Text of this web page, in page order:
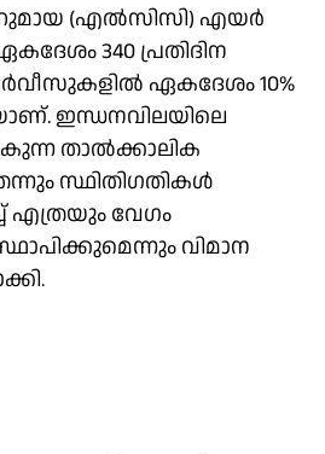
(എൽസിസി) എയർ
340 പ്രതിദിന
ഏകദേശം 10%
ഇന്ധനവിലയിലെ
താൽക്കാലിക
സ്ഥിതിഗതികൾ
എത്രയും വേഗം
വിമാന